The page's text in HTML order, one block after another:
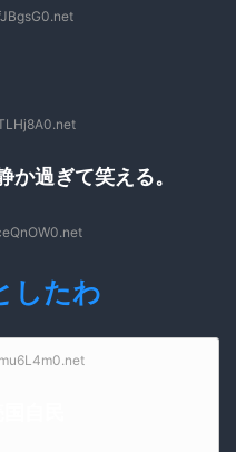
か過ぎて笑える。
したわ